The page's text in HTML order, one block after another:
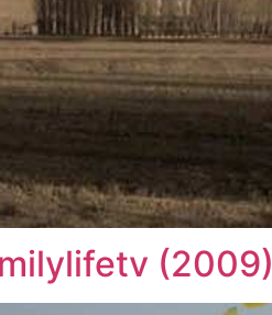
(2009)